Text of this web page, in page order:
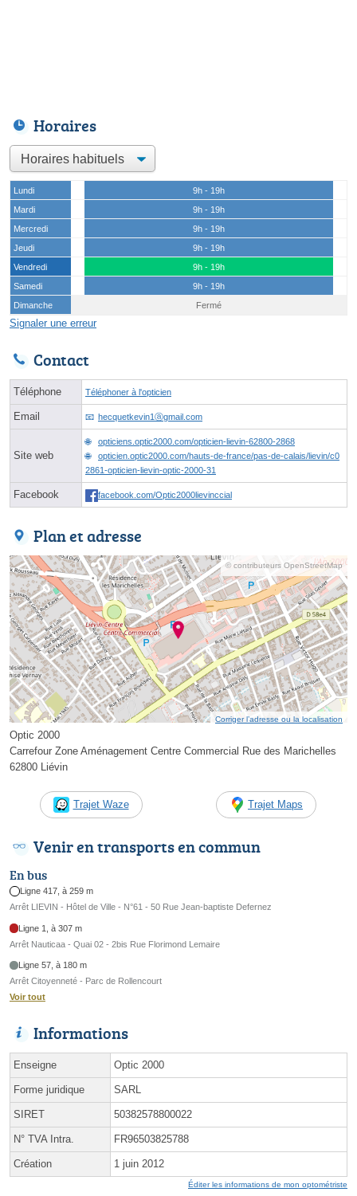
Horaires
Lundi
9h - 19h
Mardi
9h - 19h
Mercredi
9h - 19h
Jeudi
9h - 19h
Vendredi
9h - 19h
Samedi
9h - 19h
Dimanche
Fermé
Signaler une erreur
Contact
Téléphone Téléphoner à l'opticien
Email hecquetkevin1ⓐgmail.com
Site web
opticiens.optic2000.com/opticien-lievin-62800-2868
opticien.optic2000.com/hauts-de-france/pas-de-calais/lievin/c0
2861-opticien-lievin-optic-2000-31
Facebook facebook.com/Optic2000lievinccial
Plan et adresse
© contributeurs OpenStreetMap
Corriger l’adresse ou la localisation
Optic 2000
Carrefour Zone Aménagement Centre Commercial Rue des Marichelles
62800 Liévin
Trajet Waze Trajet Maps
Venir en transports en commun
En bus
Ligne 417, à 259 m
Arrêt LIEVIN - Hôtel de Ville - N°61 - 50 Rue Jean-baptiste Defernez
Ligne 1, à 307 m
Arrêt Nauticaa - Quai 02 - 2bis Rue Florimond Lemaire
Ligne 57, à 180 m
Arrêt Citoyenneté - Parc de Rollencourt
Voir tout
Informations
Enseigne Optic 2000
Forme juridique SARL
SIRET 50382578800022
N° TVA Intra. FR96503825788
Création 1 juin 2012
Éditer les informations de mon optométriste